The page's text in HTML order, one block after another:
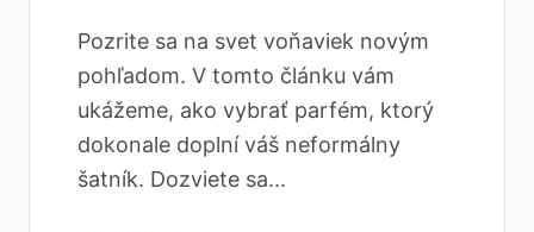
Pozrite sa na svet voňaviek novým
pohľadom. V tomto článku vám
ukážeme, ako vybrať parfém, ktorý
dokonale doplní váš neformálny
šatník. Dozviete sa...